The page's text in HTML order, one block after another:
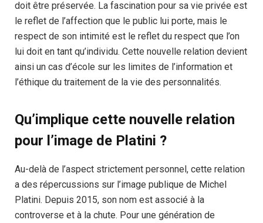
doit être préservée. La fascination pour sa vie privée est
le reflet de l’affection que le public lui porte, mais le
respect de son intimité est le reflet du respect que l’on
lui doit en tant qu’individu. Cette nouvelle relation devient
ainsi un cas d’école sur les limites de l’information et
l’éthique du traitement de la vie des personnalités.
Qu’implique cette nouvelle relation
pour l’image de Platini ?
Au-delà de l’aspect strictement personnel, cette relation
a des répercussions sur l’image publique de Michel
Platini. Depuis 2015, son nom est associé à la
controverse et à la chute. Pour une génération de